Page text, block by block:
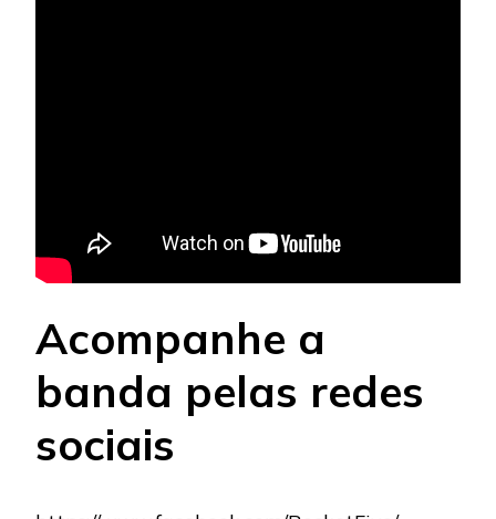
Acompanhe a
banda pelas redes
sociais